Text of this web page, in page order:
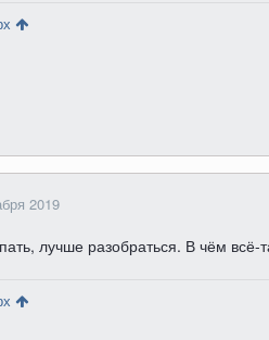
2019
лучше разобраться. В чём всё-